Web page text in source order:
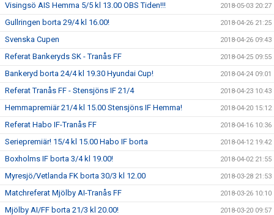
Visingsö AIS Hemma 5/5 kl 13.00 OBS Tiden!!! 2018-05-03 20:27
Gullringen borta 29/4 kl 16.00! 2018-04-26 21:25
Svenska Cupen 2018-04-26 09:43
Referat Bankeryds SK - Tranås FF 2018-04-25 09:55
Bankeryd borta 24/4 kl 19.30 Hyundai Cup! 2018-04-24 09:01
Referat Tranås FF - Stensjöns IF 21/4 2018-04-23 10:43
Hemmapremiär 21/4 kl 15.00 Stensjöns IF Hemma! 2018-04-20 15:12
Referat Habo IF-Tranås FF 2018-04-16 10:36
Seriepremiär! 15/4 kl 15.00 Habo IF borta 2018-04-12 19:42
Boxholms IF borta 3/4 kl 19.00! 2018-04-02 21:55
Myresjö/Vetlanda FK borta 30/3 kl 12.00 2018-03-28 21:53
Matchreferat Mjölby AI-Tranås FF 2018-03-26 10:10
Mjölby AI/FF borta 21/3 kl 20.00! 2018-03-20 09:57